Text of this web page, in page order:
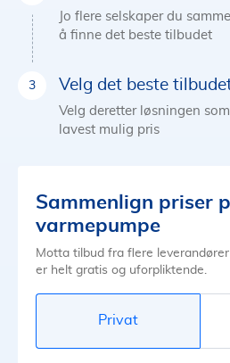
Jo flere selskaper du
å finne det beste tilbudet
Velg det beste
Velg deretter løsningen
lavest mulig pris
Sammenlign priser
varmepumpe
Motta tilbud fra flere
er helt gratis og uforpliktende.
Privat